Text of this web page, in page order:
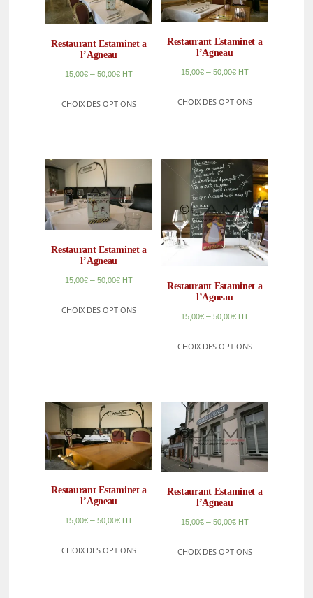
Restaurant Estaminet a
l’Agneau
15,00€ –50,00€ HT
CHOIX DES OPTIONS
Restaurant Estaminet a
l’Agneau
15,00€– 50,00€ HT
CHOIX DES OPTIONS
Restaurant Estaminet a
l’Agneau
15,00€ –50,00€ HT
CHOIX DES OPTIONS
Restaurant Estaminet a
l’Agneau
15,00€– 50,00€ HT
CHOIX DES OPTIONS
Restaurant Estaminet a
l’Agneau
15,00€ –50,00€ HT
CHOIX DES OPTIONS
Restaurant Estaminet a
l’Agneau
15,00€– 50,00€ HT
CHOIX DES OPTIONS